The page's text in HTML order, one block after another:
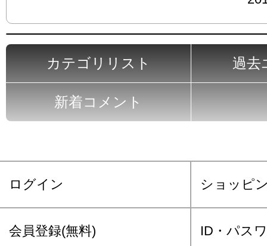
カテゴリリスト 過去
新着コメント
ログイン ショッピ
会員登録(無料) ID・パス